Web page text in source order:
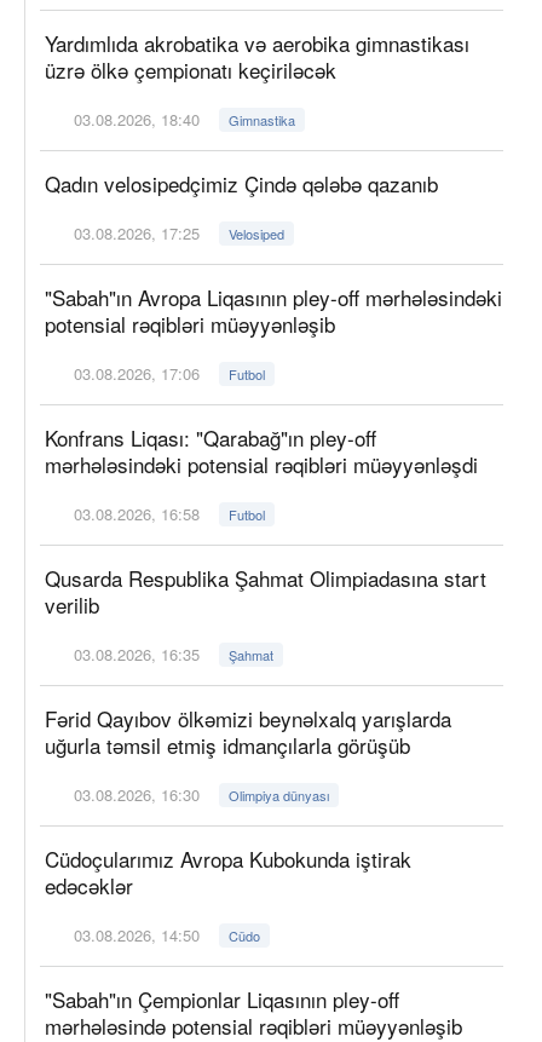
Yardımlıda akrobatika və aerobika gimnastikası
üzrə ölkə çempionatı keçiriləcək
03.08.2026, 18:40 Gimnastika
Qadın velosipedçimiz Çində qələbə qazanıb
03.08.2026, 17:25 Velosiped
"Sabah"ın Avropa Liqasının pley-off mərhələsindəki
potensial rəqibləri müəyyənləşib
03.08.2026, 17:06 Futbol
Konfrans Liqası: "Qarabağ"ın pley-off
mərhələsindəki potensial rəqibləri müəyyənləşdi
03.08.2026, 16:58 Futbol
Qusarda Respublika Şahmat Olimpiadasına start
verilib
03.08.2026, 16:35 Şahmat
Fərid Qayıbov ölkəmizi beynəlxalq yarışlarda
uğurla təmsil etmiş idmançılarla görüşüb
03.08.2026, 16:30 Olimpiya dünyası
Cüdoçularımız Avropa Kubokunda iştirak
edəcəklər
03.08.2026, 14:50 Cüdo
"Sabah"ın Çempionlar Liqasının pley-off
mərhələsində potensial rəqibləri müəyyənləşib